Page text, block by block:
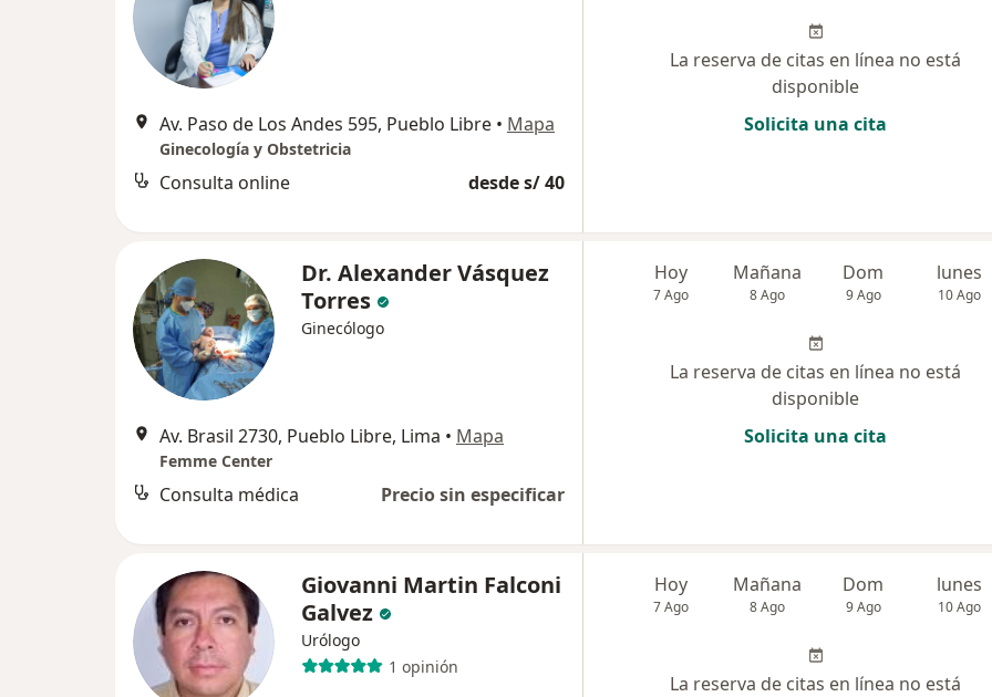
Av. Paso de Los Andes 595, Pueblo Libre • Mapa
Ginecología y Obstetricia
Consulta online desde s/ 40
La reserva de citas en línea no está
disponible
Solicita una cita
Dr. Alexander Vásquez
Torres
Ginecólogo
Av. Brasil 2730, Pueblo Libre, Lima • Mapa
Femme Center
Consulta médica Precio sin especificar
Hoy
7 Ago
Mañana
8 Ago
Dom
9 Ago
lunes
10 Ago
La reserva de citas en línea no está
disponible
Solicita una cita
Giovanni Martin Falconi
Galvez
Urólogo
1 opinión
Hoy
7 Ago
Mañana
8 Ago
Dom
9 Ago
lunes
10 Ago
La reserva de citas en línea no está